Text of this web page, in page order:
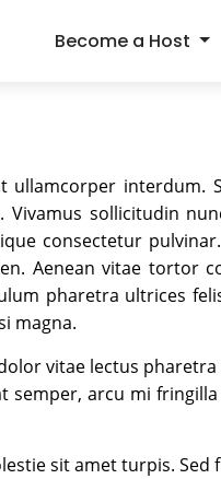
Become a Host
interdum.
sollicitudin
consectetur
Aenean vitae tortor
pharetra ultrices
magna.
vitae lectus
semper, arcu mi
sit amet turpis. Sed